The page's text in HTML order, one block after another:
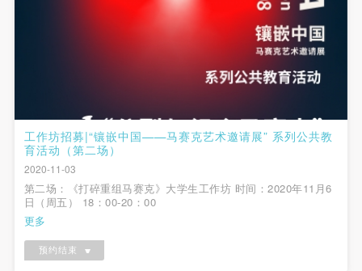
工作坊招募|“镶嵌中国——马赛克艺术邀请展” 系列公共教
育活动（第二场）
2020-11-03
第二场：《打碎重组马赛克》大学生工作坊 时间：2020年11月6
日（周五） 18：00-20：00
更多
预约结束
本次活动公平公正、自愿参加与退出、风险与责任自
负的原则。但活动有风险，参加者应有必要的风险意
律、法规，必须遵循道德和社会公德规范，并应该具
备以人为本、团结友爱、互相帮助和助人为乐的良好
品质。
第三条
参加本次活动人员应该是成年人（具有完全民事行为
能力的人，18周岁以上）未成年人必须在成年人的陪
同下参观。
本次活动公平公正、自愿参加与退出、风险与责任自
负的原则。但活动有风险，参加者应有必要的风险意
律、法规，必须遵循道德和社会公德规范，并应该具
备以人为本、团结友爱、互相帮助和助人为乐的良好
品质。
第三条
参加本次活动人员应该是成年人（具有完全民事行为
能力的人，18周岁以上）未成年人必须在成年人的陪
同下参观。
本次活动公平公正、自愿参加与退出、风险与责任自
负的原则。但活动有风险，参加者应有必要的风险意
律、法规，必须遵循道德和社会公德规范，并应该具
备以人为本、团结友爱、互相帮助和助人为乐的良好
品质。
第三条
参加本次活动人员应该是成年人（具有完全民事行为
能力的人，18周岁以上）未成年人必须在成年人的陪
同下参观。